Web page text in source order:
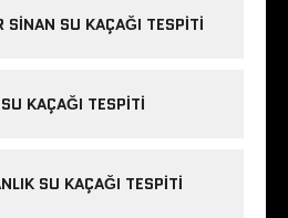
SINAN SU KAÇAĞI TESPITI
KAÇAĞI TESPITI
SU KAÇAĞI TESPITI